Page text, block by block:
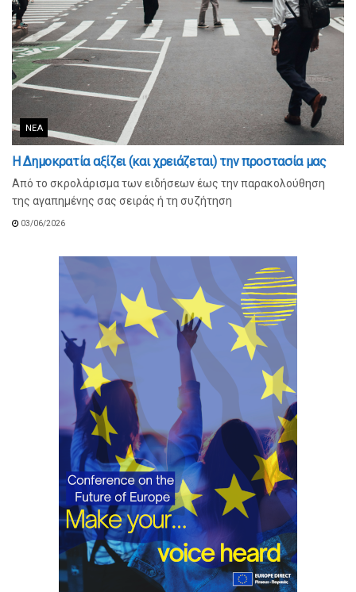
ΝΈΑ
Η Δημοκρατία αξίζει (και χρειάζεται) την προστασία μας
Από το σκρολάρισμα των ειδήσεων έως την παρακολούθηση
της αγαπημένης σας σειράς ή τη συζήτηση
03/06/2026